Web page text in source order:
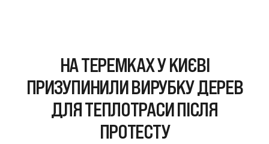
НА ТЕРЕМКАХ У КИЄВІ
ПРИЗУПИНИЛИ ВИРУБКУ ДЕРЕВ
ДЛЯ ТЕПЛОТРАСИ ПІСЛЯ
ПРОТЕСТУ